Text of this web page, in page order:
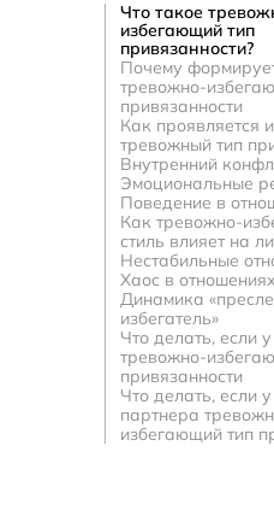
Что такое
избегающий тип
привязанности?
Почему
тревожно-
привязанности
Как проявляется
тревожный тип
Внутренний
Эмоциональные
Поведение в
Как тревожно-
стиль влияет на
Нестабильные
Хаос в отношениях
Динамика
избегатель»
Что делать, если
тревожно-
привязанности
Что делать, если
партнера
избегающий тип